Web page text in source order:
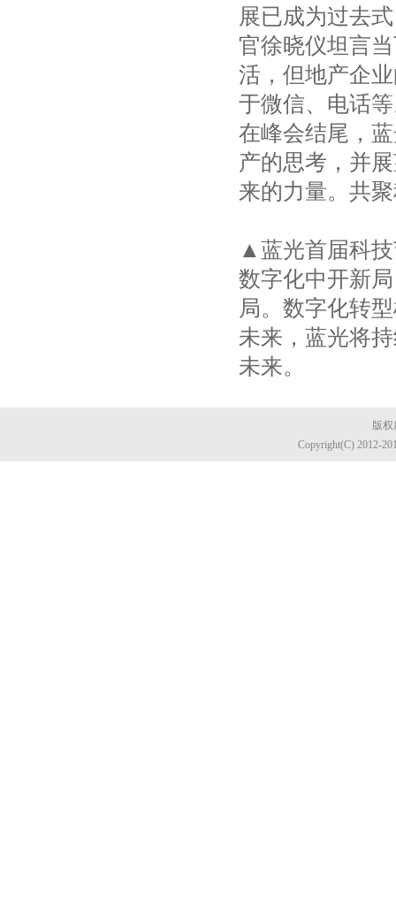
展已成为过去
官徐晓仪坦言
活，但地产企
于微信、电话
在峰会结尾，
产的思考，并
来的力量。共
▲蓝光首届科
数字化中开新
局。数字化转
未来，蓝光将
未来。
版权
Copyright(C) 2012-